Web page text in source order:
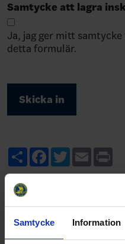
Samtycke Information
Samtycke att lagra
Ja, jag ger mitt
detta formulär.
ShareFacebook
TwitterEmail